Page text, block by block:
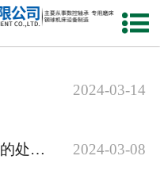
网站首页
新闻中心
关于我们
2024-03-14
中山立式钢球研球机磨不动的处理方法 2024-03-08